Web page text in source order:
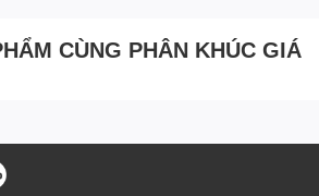
CÙNG PHÂN KHÚC GIÁ